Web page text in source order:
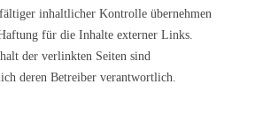
inhaltlicher Kontrolle übernehmen
für die Inhalte externer Links.
der verlinkten Seiten sind
deren Betreiber verantwortlich.